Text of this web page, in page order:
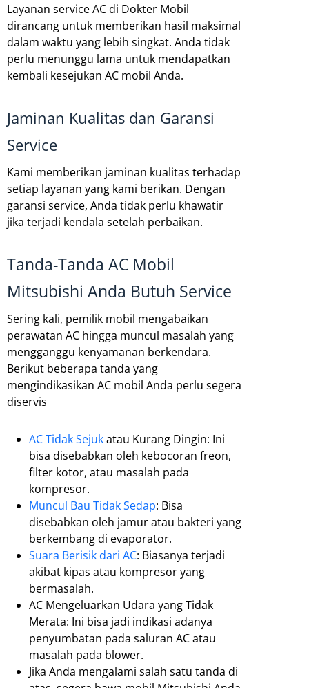
Layanan service AC di Dokter Mobil
dirancang untuk memberikan hasil maksimal
dalam waktu yang lebih singkat. Anda tidak
perlu menunggu lama untuk mendapatkan
kembali kesejukan AC mobil Anda.
Jaminan Kualitas dan Garansi
Service
Kami memberikan jaminan kualitas terhadap
setiap layanan yang kami berikan. Dengan
garansi service, Anda tidak perlu khawatir
jika terjadi kendala setelah perbaikan.
Tanda-Tanda AC Mobil
Mitsubishi Anda Butuh Service
Sering kali, pemilik mobil mengabaikan
perawatan AC hingga muncul masalah yang
mengganggu kenyamanan berkendara.
Berikut beberapa tanda yang
mengindikasikan AC mobil Anda perlu segera
diservis
AC Tidak Sejukatau Kurang Dingin: Ini
bisa disebabkan oleh kebocoran freon,
filter kotor, atau masalah pada
kompresor.
Muncul Bau Tidak Sedap: Bisa
disebabkan oleh jamur atau bakteri yang
berkembang di evaporator.
Suara Berisik dari AC: Biasanya terjadi
akibat kipas atau kompresor yang
bermasalah.
AC Mengeluarkan Udara yang Tidak
Merata: Ini bisa jadi indikasi adanya
penyumbatan pada saluran AC atau
masalah pada blower.
Jika Anda mengalami salah satu tanda di